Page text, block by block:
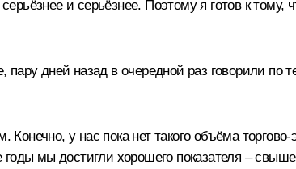
и серьёзнее. Поэтому я готов к
пару дней назад в очередной раз говорили по
у нас пока нет такого объёма
мы достигли хорошего показателя –